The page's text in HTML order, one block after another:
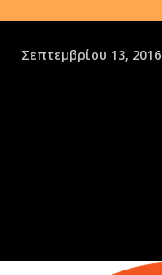
Σεπτεμβρίου 13, 2016